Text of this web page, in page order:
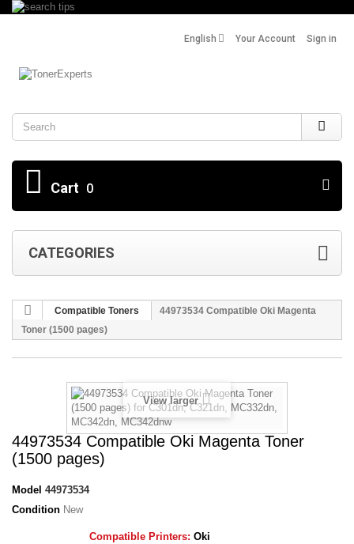
Sign in
Your Account
English
Search
Cart 0
CATEGORIES
Compatible Toners
44973534 Compatible Oki Magenta
Toner (1500 pages)
View larger
44973534 Compatible Oki Magenta Toner
(1500 pages)
Model 44973534
Condition New
Compatible Printers: Oki